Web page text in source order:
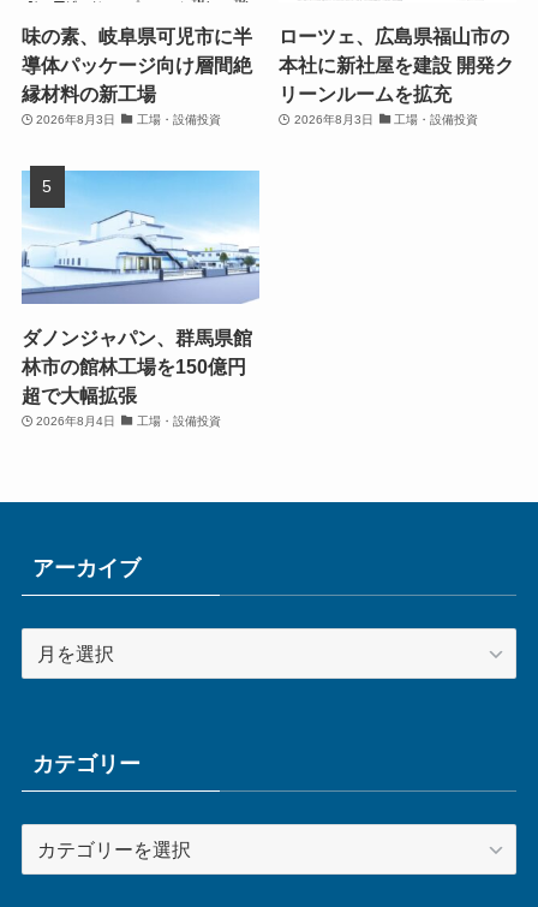
味の素、岐阜県可児市に半
導体パッケージ向け層間絶
縁材料の新工場
2026年8月3日 工場・設備投資
ローツェ、広島県福山市の
本社に新社屋を建設 開発ク
リーンルームを拡充
2026年8月3日 工場・設備投資
ダノンジャパン、群馬県館
林市の館林工場を150億円
超で大幅拡張
2026年8月4日 工場・設備投資
アーカイブ
ー
ブカテゴリー
テ